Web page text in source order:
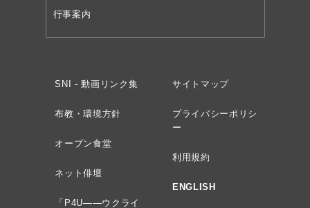
行事案内
SNI - 動画リンク集
布教・環境方針
オープン食堂
ネット俳壇
「P4U——ウクライ
サイトマップ
プライバシーポリシ
ー
利用規約
ENGLISH